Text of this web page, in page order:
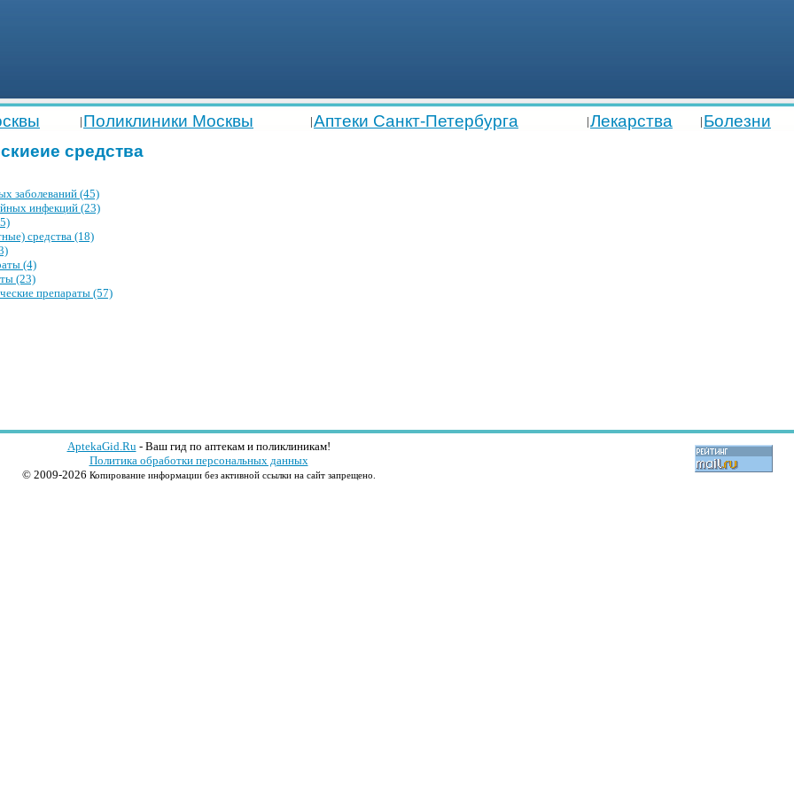
| Поликлиники Москвы |Аптеки Санкт-Петербурга |Лекарства | Болезни
средства
заболеваний (45)
инфекций (23)
средства (18)
(4)
(23)
препараты (57)
AptekaGid.Ru- Ваш гид по аптекам и поликлиникам!
Политика обработки персональных данных
© 2009-2026 Копирование информации без активной ссылки на сайт запрещено.